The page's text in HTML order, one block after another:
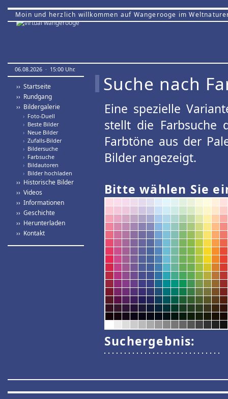
Moin und herzlich willkommen auf Wangerooge im
06.08.2026 · 15:00 Uhr.
›› Startseite
›› Rundgang
›› Bildergalerie
› Foto-Duell
› Beste Bilder
› Neue Bilder
› Zufalls-Bilder
› Bildersuche
› Farbsuche
› Bildautoren
› Bilder hochladen
›› Historische Bilder
›› Videos
›› Informationen
›› Geschichte
›› Herunterladen
›› Kontakt
Suche nach
Eine spezielle
stellt die Farbsuche
Farbtöne aus der
Bilder angezeigt.
Bitte wählen Sie
Suchergebnis: